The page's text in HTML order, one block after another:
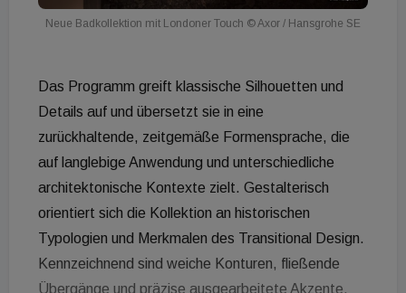
Neue Badkollektion mit Londoner Touch © Axor / Hansgrohe SE
Das Programm greift klassische Silhouetten und
Details auf und übersetzt sie in eine
zurückhaltende, zeitgemäße Formensprache, die
auf langlebige Anwendung und unterschiedliche
architektonische Kontexte zielt. Gestalterisch
orientiert sich die Kollektion an historischen
Typologien und Merkmalen des Transitional Design.
Kennzeichnend sind weiche Konturen, fließende
Übergänge und präzise ausgearbeitete Akzente.